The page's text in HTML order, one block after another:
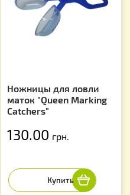
Ножницы для ловли
маток "Queen Marking
Catchers"
130.00 грн.